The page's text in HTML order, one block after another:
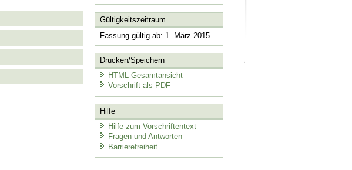
Gültigkeitszeitraum
Fassung gültig ab: 1. März 2015
Drucken/Speichern
HTML-Gesamtansicht
Vorschrift als PDF
Hilfe
Hilfe zum Vorschriftentext
Fragen und Antworten
Barrierefreiheit